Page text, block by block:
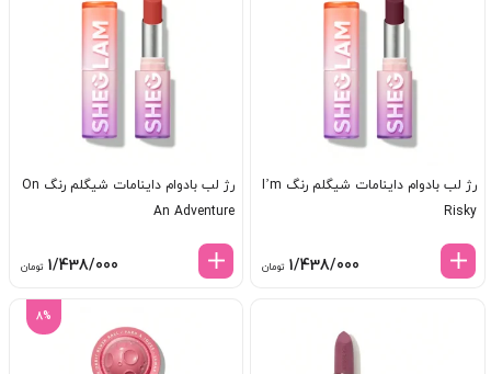
رژ لب بادوام داینامات شیگلم رنگ I’m
Risky
1/438/000 تومان
رژ لب بادوام داینامات شیگلم رنگ On
An Adventure
1/438/000 تومان
8%